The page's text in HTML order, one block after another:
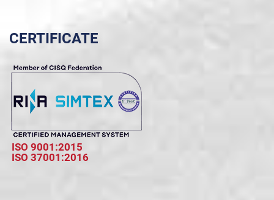
CERTIFICATE
ISO 9001:2015
ISO 37001:2016